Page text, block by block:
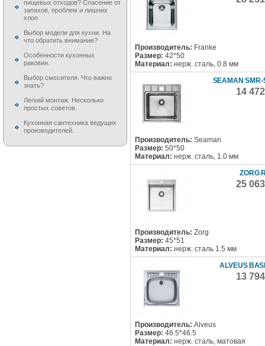
Производитель: Franke
Размер: 42*50
Материал: нерж. сталь, 0.8 мм
SEAMAN
14
Производитель: Seaman
Размер: 50*50
Материал: нерж. сталь, 1.0 мм
ZORG
25
Производитель: Zorg
Размер: 45*51
Материал: нерж. сталь 1.5 мм
ALVEUS
13
Производитель: Alveus
Размер: 46.5*46.5
Материал: нерж. сталь, матовая
пищевых отходов? Спасение от
запахов, проблем и лишних
хлоп
Выбор модели для кухни. На
что обратить внимание?
Особенности кухонных
раковин.
Выбор смесителя. Что важно
знать?
Легкий монтаж. Несколько
простых советов.
Кухонная сантехника ведущих
производителей.